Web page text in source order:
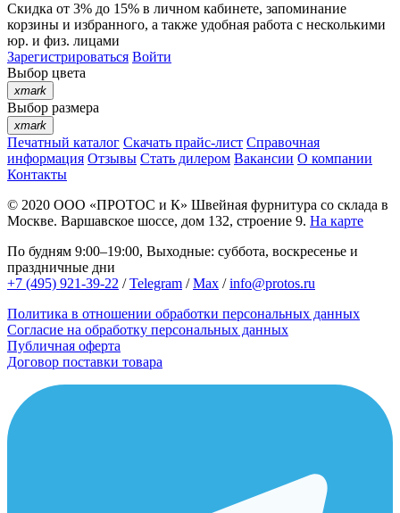
Скидка от 3% до 15% в личном кабинете, запоминание
корзины и избранного, а также удобная работа с несколькими
юр. и физ. лицами
Зарегистрироваться Войти
Выбор цвета
xmark
Выбор размера
xmark
Печатный каталог Скачать прайс-лист Справочная
информация Отзывы Стать дилером Вакансии О компании
Контакты
© 2020 ООО «ПРОТОС и К» Швейная фурнитура со склада в
Москве. Варшавское шоссе, дом 132, строение 9. На карте
По будням 9:00–19:00, Выходные: суббота, воскресенье и
праздничные дни
+7 (495) 921-39-22 /Telegram /Max /info@protos.ru
Политика в отношении обработки персональных данных
Согласие на обработку персональных данных
Публичная оферта
Договор поставки товара